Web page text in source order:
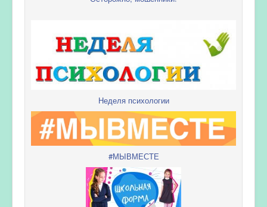
Неделя психологии
#МЫВМЕСТЕ